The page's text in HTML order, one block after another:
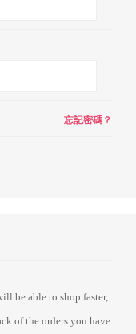
忘記密碼？
be able to shop faster,
of the orders you have